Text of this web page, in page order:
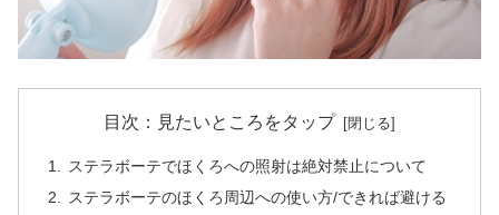
目次：見たいところをタップ
ステラボーテでほくろへの照射は絶対禁止について
ステラボーテのほくろ周辺への使い方/できれば避ける